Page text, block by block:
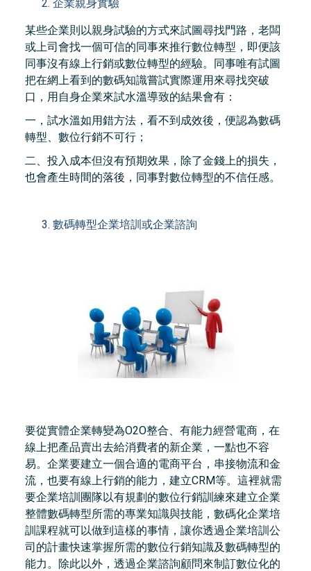
企業親身實驗
某些企業則以親身試驗的方式來試圖尋找門路，老闆
或上司會找一個可信的同事來推行數位轉型，即便該
同事沒有線上行銷或數位轉型的經驗。同事唯有試圖
把在網上看到的數碼知識嘗試實際運用來尋找突破
口，用自身企業來試水溫導致的結果會有：
一，試水溫如用錯方法，看不到成效後，便認為數碼
轉型、數位行銷不可行；
二、投入成本但沒有預期效果，除了金錢上的損失，
也會產生時間的落後，同事對數位轉型的不信任感。
數碼轉型企業培訓或企業諮詢
要從實體企業轉變為O2O整合、有能力經營電商，在
線上把產品賣出去給消費者的新企業，一點也不容
易。企業要建立一個合適的電商平台，串接物流和金
流，也要有線上行銷的能力，建立CRM等。這裡就需
要企業培訓團隊以有規劃的數位行銷訓練來建立企業
整體數碼轉型所需的專業知識與技能，數碼化企業培
訓課程就可以做到這樣的事情，讓你透過企業培訓公
司的計畫快速掌握所需的數位行銷知識及數碼轉型的
能力。除此以外，透過企業諮詢顧問來制訂數位化的